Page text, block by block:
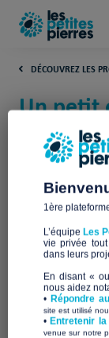
DÉCOUVREZ LES
Un petit
dignité
Rhône)
Actes &
1ère
L’équipe Les
vie privée
dans leurs
En disant «
nous aidez
• Répondre
site est utilisé
•Entretenir
venue sur notre